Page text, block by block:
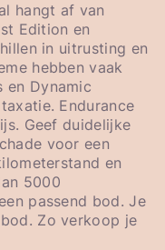
hangt af van
Edition en
in uitrusting en
hebben vaak
en Dynamic
Endurance
Geef duidelijke
voor een
en
5000
passend bod. Je
Zo verkoop je